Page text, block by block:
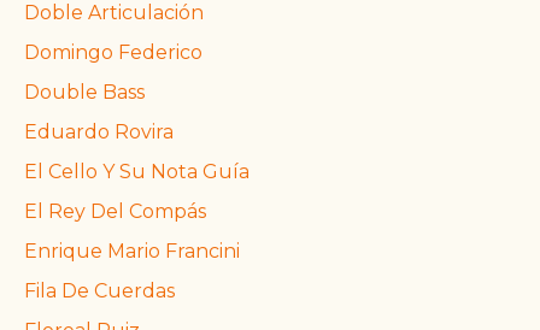
Doble Articulación
Domingo Federico
Double Bass
Eduardo Rovira
El Cello Y Su Nota Guía
El Rey Del Compás
Enrique Mario Francini
Fila De Cuerdas